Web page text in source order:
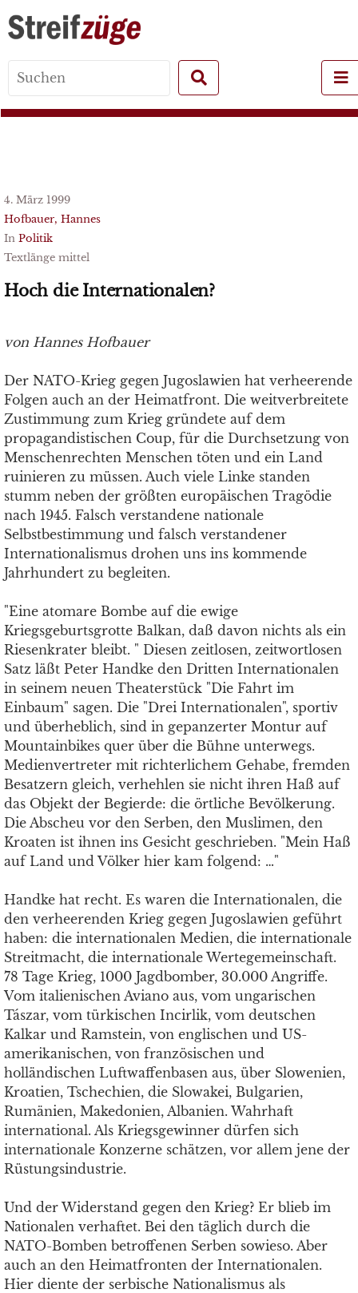
for:
4. März 1999
Hofbauer, Hannes
In Politik
Textlänge mittel
Hoch die Internationalen?
von Hannes Hofbauer
Der NATO-Krieg gegen Jugoslawien hat verheerende
Folgen auch an der Heimatfront. Die weitverbreitete
Zustimmung zum Krieg gründete auf dem
propagandistischen Coup, für die Durchsetzung von
Menschenrechten Menschen töten und ein Land
ruinieren zu müssen. Auch viele Linke standen
stumm neben der größten europäischen Tragödie
nach 1945. Falsch verstandene nationale
Selbstbestimmung und falsch verstandener
Internationalismus drohen uns ins kommende
Jahrhundert zu begleiten.
"Eine atomare Bombe auf die ewige
Kriegsgeburtsgrotte Balkan, daß davon nichts als ein
Riesenkrater bleibt. " Diesen zeitlosen, zeitwortlosen
Satz läßt Peter Handke den Dritten Internationalen
in seinem neuen Theaterstück "Die Fahrt im
Einbaum" sagen. Die "Drei Internationalen", sportiv
und überheblich, sind in gepanzerter Montur auf
Mountainbikes quer über die Bühne unterwegs.
Medienvertreter mit richterlichem Gehabe, fremden
Besatzern gleich, verhehlen sie nicht ihren Haß auf
das Objekt der Begierde: die örtliche Bevölkerung.
Die Abscheu vor den Serben, den Muslimen, den
Kroaten ist ihnen ins Gesicht geschrieben. "Mein Haß
auf Land und Völker hier kam folgend: …"
Handke hat recht. Es waren die Internationalen, die
den verheerenden Krieg gegen Jugoslawien geführt
haben: die internationalen Medien, die internationale
Streitmacht, die internationale Wertegemeinschaft.
78 Tage Krieg, 1000 Jagdbomber, 30.000 Angriffe.
Vom italienischen Aviano aus, vom ungarischen
Tászar, vom türkischen Incirlik, vom deutschen
Kalkar und Ramstein, von englischen und US-
amerikanischen, von französischen und
holländischen Luftwaffenbasen aus, über Slowenien,
Kroatien, Tschechien, die Slowakei, Bulgarien,
Rumänien, Makedonien, Albanien. Wahrhaft
international. Als Kriegsgewinner dürfen sich
internationale Konzerne schätzen, vor allem jene der
Rüstungsindustrie.
Und der Widerstand gegen den Krieg? Er blieb im
Nationalen verhaftet. Bei den täglich durch die
NATO-Bomben betroffenen Serben sowieso. Aber
auch an den Heimatfronten der Internationalen.
Hier diente der serbische Nationalismus als